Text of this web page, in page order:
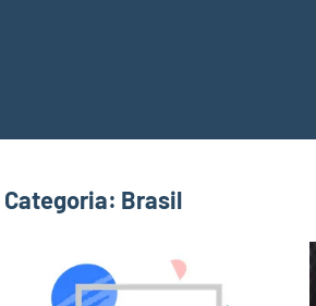
Categoria: Brasil